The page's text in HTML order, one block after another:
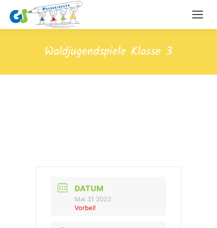
Waldjugendspiele Klasse 3
DATUM
Mai 31 2022
Vorbei!